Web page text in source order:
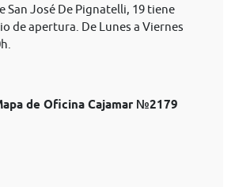
San José De Pignatelli, 19 tiene
de apertura. De Lunes a Viernes
de Oficina Cajamar №2179